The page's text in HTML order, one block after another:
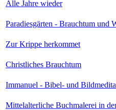
Alle Jahre wieder
Paradiesgärten - Brauchtum und
Zur Krippe herkommet
Christliches Brauchtum
Immanuel - Bibel- und
Mittelalterliche Buchmalerei in